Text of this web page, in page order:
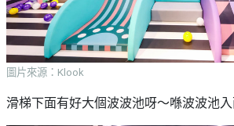
圖片來源：Klook
滑梯下面有好大個波波池呀～喺波波池